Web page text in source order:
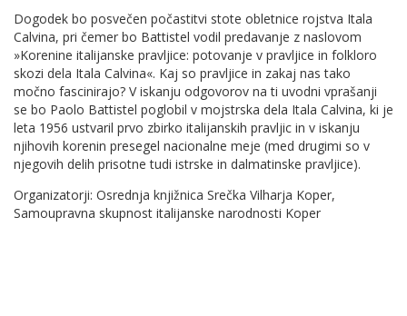
Dogodek bo posvečen počastitvi stote obletnice rojstva Itala
Calvina, pri čemer bo Battistel vodil predavanje z naslovom
»Korenine italijanske pravljice: potovanje v pravljice in folkloro
skozi dela Itala Calvina«. Kaj so pravljice in zakaj nas tako
močno fascinirajo? V iskanju odgovorov na ti uvodni vprašanji
se bo Paolo Battistel poglobil v mojstrska dela Itala Calvina, ki je
leta 1956 ustvaril prvo zbirko italijanskih pravljic in v iskanju
njihovih korenin presegel nacionalne meje (med drugimi so v
njegovih delih prisotne tudi istrske in dalmatinske pravljice).
Organizatorji: Osrednja knjižnica Srečka Vilharja Koper,
Samoupravna skupnost italijanske narodnosti Koper